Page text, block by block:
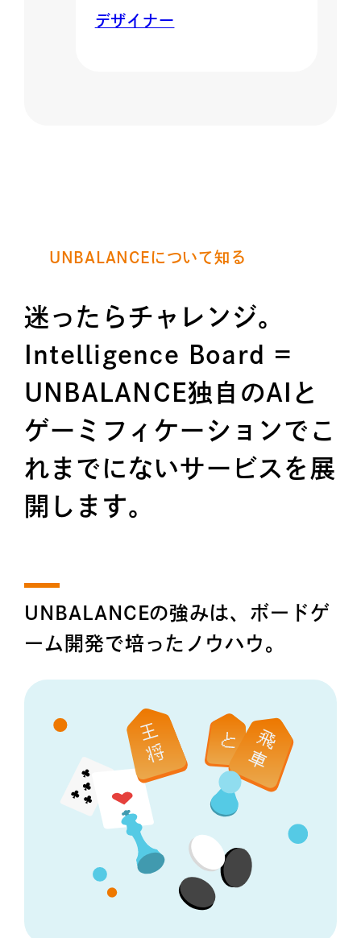
デザイナー
UNBALANCEについて知る
迷ったらチャレンジ。
Intelligence Board =
UNBALANCE独自のAIと
ゲーミフィケーションでこ
れまでにないサービスを展
開します。
UNBALANCEの強みは、ボードゲ
ーム開発で培ったノウハウ。